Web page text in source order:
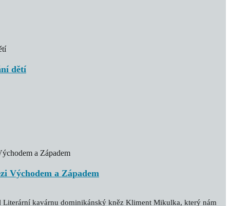
dětí
Východem a Západem
Literární kavárnu dominikánský kněz Kliment Mikulka, který nám